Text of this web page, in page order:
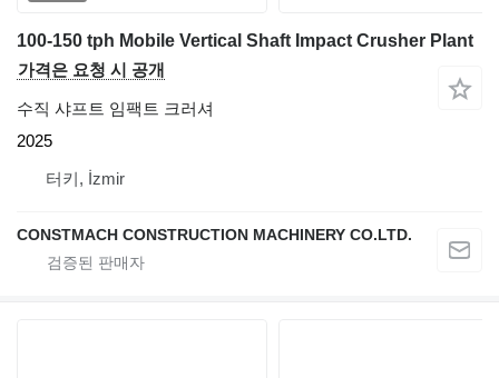
100-150 tph Mobile Vertical Shaft Impact Crusher Plant
가격은 요청 시 공개
수직 샤프트 임팩트 크러셔
2025
터키, İzmir
CONSTMACH CONSTRUCTION MACHINERY CO.LTD.